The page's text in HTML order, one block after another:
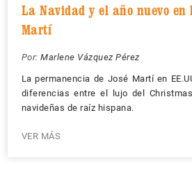
La Navidad y el año nuevo en
Martí
Por: Marlene Vázquez Pérez
La permanencia de José Martí en
diferencias entre el lujo del
navideñas de raíz hispana.
VER MÁS